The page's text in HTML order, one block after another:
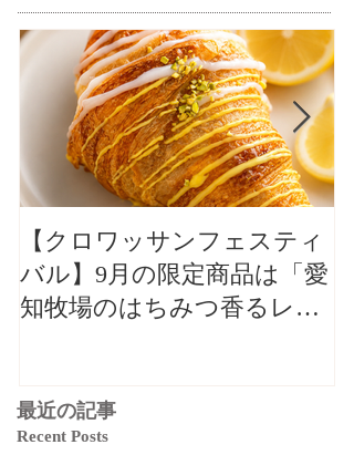
【クロワッサンフェスティ
バル】9月の限定商品は「愛
知牧場のはちみつ香るレモ
最近の記事
Recent Posts